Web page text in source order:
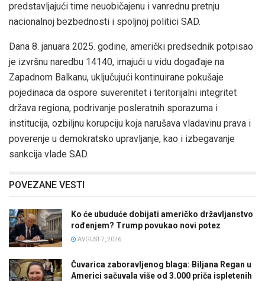
predstavljajući time neuobičajenu i vanrednu pretnju
nacionalnoj bezbednosti i spoljnoj politici SAD.
Dana 8. januara 2025. godine, američki predsednik potpisao
je izvršnu naredbu 14140, imajući u vidu događaje na
Zapadnom Balkanu, uključujući kontinuirane pokušaje
pojedinaca da ospore suverenitet i teritorijalni integritet
država regiona, podrivanje posleratnih sporazuma i
institucija, ozbiljnu korupciju koja narušava vladavinu prava i
poverenje u demokratsko upravljanje, kao i izbegavanje
sankcija vlade SAD.
POVEZANE VESTI
Ko će ubuduće dobijati američko državljanstvo
rođenjem? Trump povukao novi potez
AVGUST 7, 2026
Čuvarica zaboravljenog blaga: Biljana Regan u
Americi sačuvala više od 3.000 priča ispletenih